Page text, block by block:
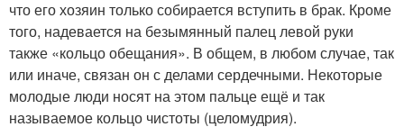
что его хозяин только собирается вступить в брак. Кроме
того, надевается на безымянный палец левой руки
также «кольцо обещания». В общем, в любом случае, так
или иначе, связан он с делами сердечными. Некоторые
молодые люди носят на этом пальце ещё и так
называемое кольцо чистоты (целомудрия).